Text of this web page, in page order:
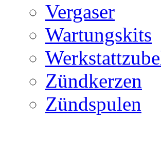
Vergaser
Wartungskits
Zündkerzen
Zündspulen